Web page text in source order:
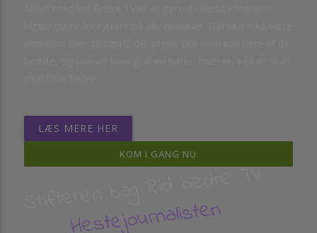
LÆS MERE HER
KOM I GANG NU
Stifteren bag Rid bedre TV
Hestejournalisten